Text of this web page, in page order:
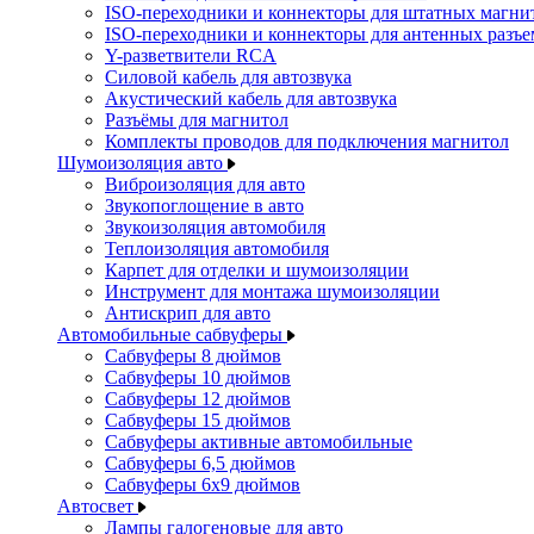
ISO-переходники и коннекторы для штатных
ISO-переходники и коннекторы для антенных
Y-разветвители RCA
Силовой кабель для автозвука
Акустический кабель для автозвука
Разъёмы для магнитол
Комплекты проводов для подключения магнитол
Шумоизоляция авто
Виброизоляция для авто
Звукопоглощение в авто
Звукоизоляция автомобиля
Теплоизоляция автомобиля
Карпет для отделки и шумоизоляции
Инструмент для монтажа шумоизоляции
Антискрип для авто
Автомобильные сабвуферы
Сабвуферы 8 дюймов
Сабвуферы 10 дюймов
Сабвуферы 12 дюймов
Сабвуферы 15 дюймов
Сабвуферы активные автомобильные
Сабвуферы 6,5 дюймов
Сабвуферы 6x9 дюймов
Автосвет
Лампы галогеновые для авто